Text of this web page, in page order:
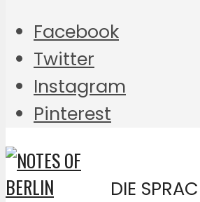
Facebook
Twitter
Instagram
Pinterest
DIE